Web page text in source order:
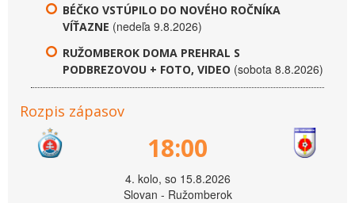
BÉČKO VSTÚPILO DO NOVÉHO ROČNÍKA
VÍŤAZNE (nedeľa 9.8.2026)
RUŽOMBEROK DOMA PREHRAL S
PODBREZOVOU + FOTO, VIDEO (sobota 8.8.2026)
Rozpis zápasov
18:00
4. kolo, so 15.8.2026
Slovan - Ružomberok